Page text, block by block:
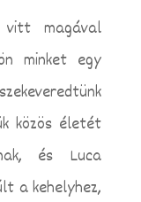
magával
minket egy
közös életét
és Luca
a kehelyhez,